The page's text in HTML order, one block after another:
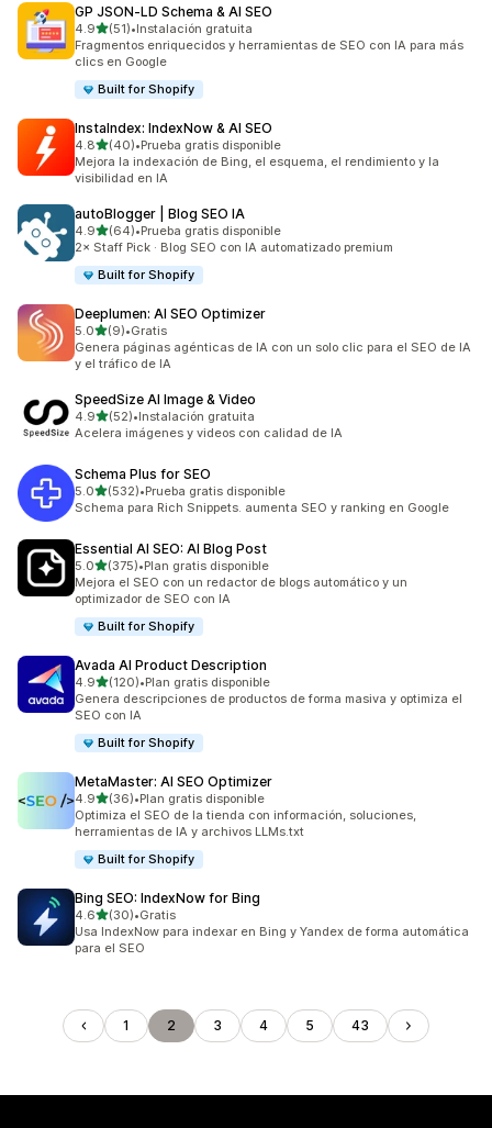
GP JSON‑LD Schema & AI SEO
4.9de 5 estrellas
(51)
51 reseñas en total
•Instalación gratuita
Fragmentos enriquecidos y herramientas de SEO con IA para más
clics en Google
Built for Shopify
InstaIndex: IndexNow & AI SEO
4.8de 5 estrellas
(40)
40 reseñas en total
•Prueba gratis disponible
Mejora la indexación de Bing, el esquema, el rendimiento y la
visibilidad en IA
autoBlogger | Blog SEO IA
4.9de 5 estrellas
(64)
64 reseñas en total
•Prueba gratis disponible
2× Staff Pick · Blog SEO con IA automatizado premium
Built for Shopify
Deeplumen: AI SEO Optimizer
5.0de 5 estrellas
(9)
9 reseñas en total
•Gratis
Genera páginas agénticas de IA con un solo clic para el SEO de IA
y el tráfico de IA
SpeedSize AI Image & Video
4.9de 5 estrellas
(52)
52 reseñas en total
•Instalación gratuita
Acelera imágenes y videos con calidad de IA
Schema Plus for SEO
5.0de 5 estrellas
(532)
532 reseñas en total
•Prueba gratis disponible
Schema para Rich Snippets. aumenta SEO y ranking en Google
Essential AI SEO: AI Blog Post
5.0de 5 estrellas
(375)
375 reseñas en total
•Plan gratis disponible
Mejora el SEO con un redactor de blogs automático y un
optimizador de SEO con IA
Built for Shopify
Avada AI Product Description
4.9de 5 estrellas
(120)
120 reseñas en total
•Plan gratis disponible
Genera descripciones de productos de forma masiva y optimiza el
SEO con IA
Built for Shopify
MetaMaster: AI SEO Optimizer
4.9de 5 estrellas
(36)
36 reseñas en total
•Plan gratis disponible
Optimiza el SEO de la tienda con información, soluciones,
herramientas de IA y archivos LLMs.txt
Built for Shopify
Bing SEO: IndexNow for Bing
4.6de 5 estrellas
(30)
30 reseñas en total
•Gratis
Usa IndexNow para indexar en Bing y Yandex de forma automática
para el SEO
1 2 3 4 5 43